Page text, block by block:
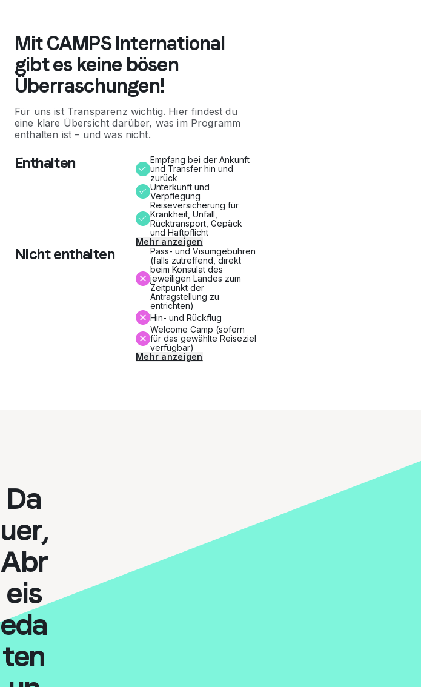
Mit CAMPS International
gibt es keine bösen
Überraschungen!
Für uns ist Transparenz wichtig. Hier findest du
eine klare Übersicht darüber, was im Programm
enthalten ist – und was nicht.
Enthalten
Empfang bei der Ankunft
und Transfer hin und
zurück
Unterkunft und
Verpflegung
Reiseversicherung für
Krankheit, Unfall,
Rücktransport, Gepäck
und Haftpflicht
Mehr anzeigen
Nicht enthalten
Pass- und Visumgebühren
(falls zutreffend, direkt
beim Konsulat des
jeweiligen Landes zum
Zeitpunkt der
Antragstellung zu
entrichten)
Hin- und Rückflug
Welcome Camp (sofern
für das gewählte Reiseziel
verfügbar)
Mehr anzeigen
Da
uer,
Abr
eis
eda
ten